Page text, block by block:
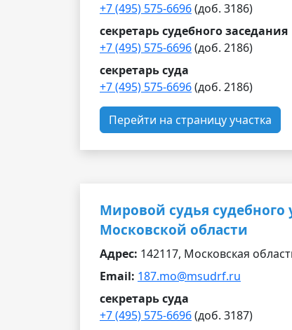
+7 (495) 575-6696(доб. 3186)
секретарь судебного заседания
+7 (495) 575-6696(доб. 2186)
секретарь суда
+7 (495) 575-6696(доб. 2186)
Перейти на страницу участка
Мировой судья судебного
Московской области
Адрес: 142117, Московская
Email: 187.mo@msudrf.ru
секретарь суда
+7 (495) 575-6696(доб. 3187)